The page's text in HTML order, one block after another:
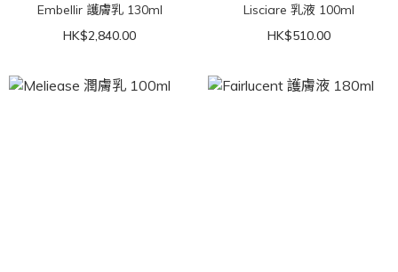
Embellir 護膚乳 130ml
HK$2,840.00
Lisciare 乳液 100ml
HK$510.00